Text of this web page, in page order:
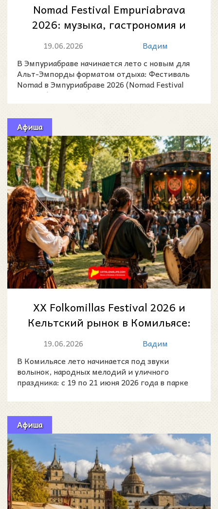
Nomad Festival Empuriabrava
2026: музыка, гастрономия и
летняя атмосфера у моря на
19.06.2026
Вадим
В Эмпуриабраве начинается лето с новым для
Альт-Эмпорды форматом отдыха: Фестиваль
Nomad в Эмпуриабраве 2026 (Nomad Festival
Empuriabrava 2026)
Афиша
XX Folkomillas Festival 2026 и
Кельтский рынок в Комильясе:
программа, даты и концерты
19.06.2026
Вадим
В Комильясе лето начинается под звуки
волынок, народных мелодий и уличного
праздника: с 19 по 21 июня 2026 года в парке
Афиша